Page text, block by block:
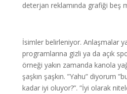
deterjan reklamında grafiği beş
İsimler belirleniyor. Anlaşmalar
programlarına gizli ya da açık
örneği yakın zamanda kanola
şaşkın şaşkın. ”Yahu” diyorum
kadar iyi oluyor?”. ”İyi olarak